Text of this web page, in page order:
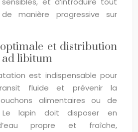
manière progressive sur
et distribution
ad libitum
est indispensable pour
fluide et prévenir la
alimentaires ou de
Le lapin doit disposer en
propre et fraîche,